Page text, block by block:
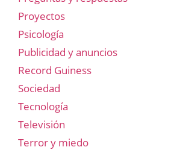
Proyectos
Psicología
Publicidad y anuncios
Record Guiness
Sociedad
Tecnología
Televisión
Terror y miedo